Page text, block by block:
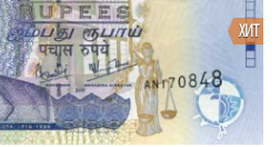
ХИТ